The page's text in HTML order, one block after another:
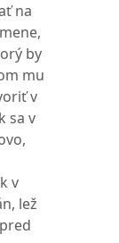
na
by
mu
v
sa v
v
lež